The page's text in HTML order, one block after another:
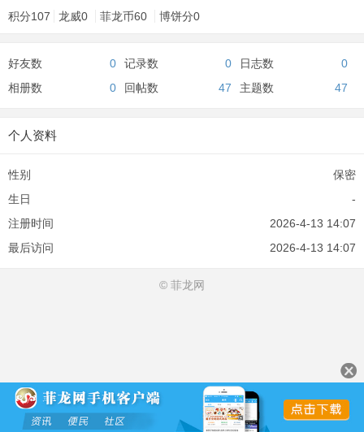
积分107 龙威0 菲龙币60 博饼分0
好友数 0 记录数 0 日志数
0
相册数
0 回帖数 47 主题数 47
个人资料
性别
保密
生日
-
注册时间
2026-4-13 14:07
最后访问
2026-4-13 14:07
© 菲龙网